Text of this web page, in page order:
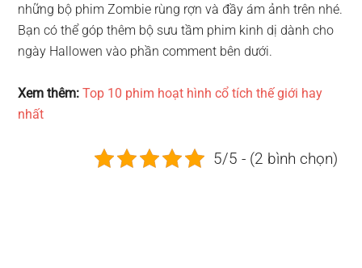
những bộ phim Zombie rùng rợn và đầy ám ảnh trên nhé.
Bạn có thể góp thêm bộ sưu tầm phim kinh dị dành cho
ngày Hallowen vào phần comment bên dưới.
Xem thêm:Top 10 phim hoạt hình cổ tích thế giới hay
nhất
5/5 - (2 bình chọn)